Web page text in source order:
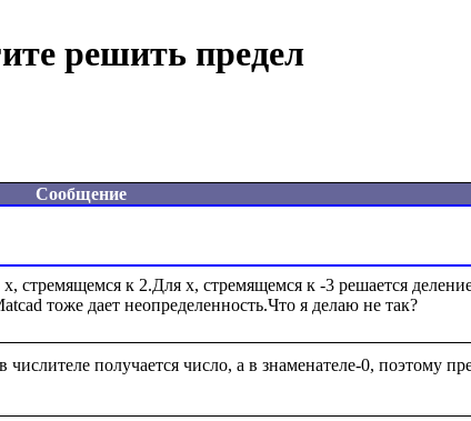
решить предел
Сообщение
к 2.Для x, стремящемся к -3 решается